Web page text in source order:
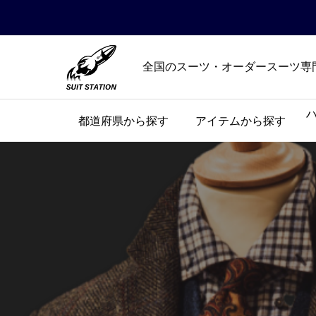
全国のスーツ・オーダースーツ専
都道府県から探す アイテムから探す